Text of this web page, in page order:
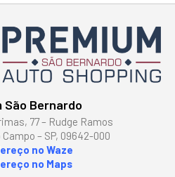
São Bernardo
77 – Rudge Ramos
– SP, 09642-000
no Waze
no Maps